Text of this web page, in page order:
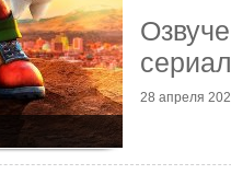
28 апреля